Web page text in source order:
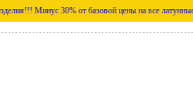
30% от базовой цены на все латунные изделия!!!